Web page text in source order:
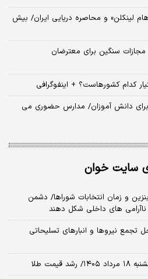
لینکلن» و محاصره دریایی ایران/ بیش
سنگین برای معترضان
کدام کشورهاست؟ + اینفوگرافی
دانش آموزان/ مدارس حضوری می
سایت خوان
و زمان انتخابات شوراها/ دشمن
های داخلی شکل دهند
تجمع نیروها و انبارهای تسلیحاتی
طلا